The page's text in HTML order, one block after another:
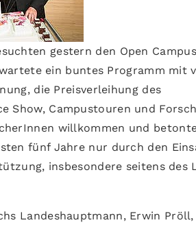
gestern den Open
ein buntes Programm mit
die Preisverleihung des
Show, Campustouren und
willkommen und
fünf Jahre nur durch den
insbesondere seitens des
Landeshauptmann, Erwin